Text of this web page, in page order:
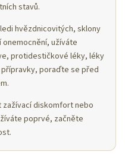
stavů.
hvězdnicovitých, sklony
užíváte
protidestičkové léky, léky
poraďte se před
diskomfort nebo
poprvé, začněte